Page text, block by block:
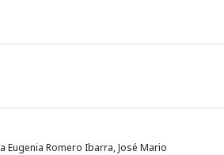
Eugenia Romero Ibarra, José Mario